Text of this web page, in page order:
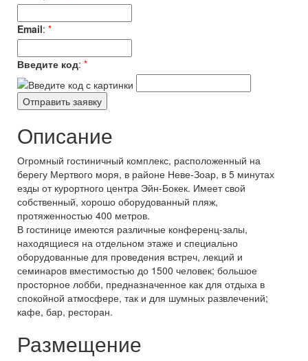
Email: *
Введите код: *
Описание
Огромный гостиничный комплекс, расположенный на
берегу Мертвого моря, в районе Неве-Зоар, в 5 минутах
езды от курортного центра Эйн-Бокек. Имеет свой
собственный, хорошо оборудованный пляж,
протяженностью 400 метров.
В гостинице имеются различные конференц-залы,
находящиеся на отдельном этаже и специально
оборудованные для проведения встреч, лекций и
семинаров вместимостью до 1500 человек; большое
просторное лобби, предназначенное как для отдыха в
спокойной атмосфере, так и для шумных развлечений;
кафе, бар, ресторан.
Размещение